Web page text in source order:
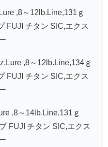
,8～12lb.Line,131ｇ
FUJI チタン SIC,エクス
,8～12lb.Line,134ｇ
FUJI チタン SIC,エクス
,8～14lb.Line,131ｇ
FUJI チタン SIC,エクス